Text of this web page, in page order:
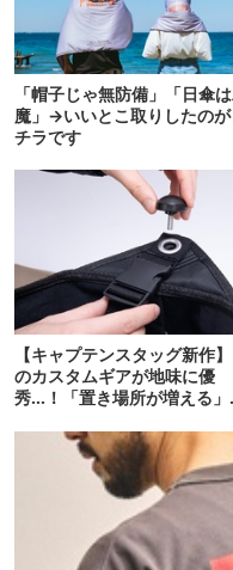
「帽子じゃ無防備」「日傘
魔」→いいとこ取りしたのが
チラです
【キャプテンスタッグ新作
のカスタムギアが地味に優
秀…！「置き場所が増える」